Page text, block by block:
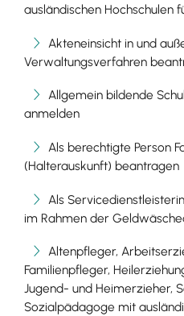
ausländischen Hochschulen
Akteneinsicht in und
Verwaltungsverfahren
Allgemein bildende
anmelden
Als berechtigte Person
(Halterauskunft) beantragen
Als
im Rahmen der
Altenpfleger,
Familienpfleger,
Jugend- und Heimerzieher,
Sozialpädagoge mit